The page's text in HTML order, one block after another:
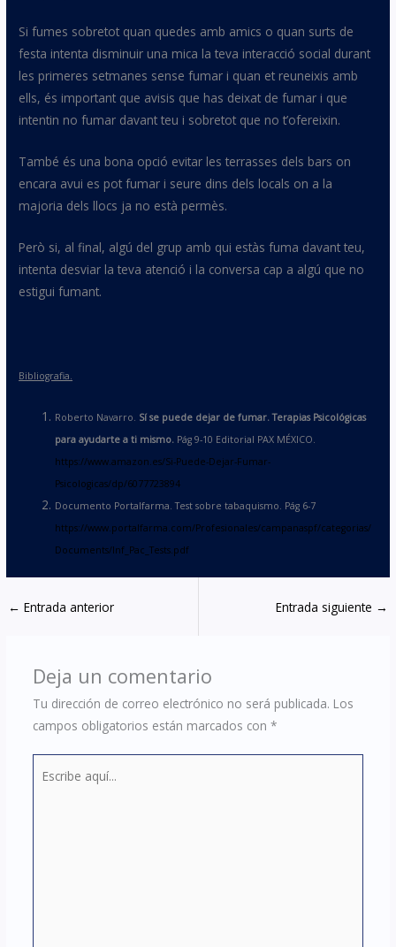
Si fumes sobretot quan quedes amb amics o quan surts de
festa intenta disminuir una mica la teva interacció social durant
les primeres setmanes sense fumar i quan et reuneixis amb
ells, és important que avisis que has deixat de fumar i que
intentin no fumar davant teu i sobretot que no t’ofereixin.
També és una bona opció evitar les terrasses dels bars on
encara avui es pot fumar i seure dins dels locals on a la
majoria dels llocs ja no està permès.
Però si, al final, algú del grup amb qui estàs fuma davant teu,
intenta desviar la teva atenció i la conversa cap a algú que no
estigui fumant.
Bibliografia.
Roberto Navarro. Síse puede dejar de fumar. Terapias Psicológicas
para ayudarte a ti mismo. Pág 9-10 Editorial PAX MÉXICO.
https://www.amazon.es/Si-Puede-Dejar-Fumar-
Psicologicas/dp/6077723894
Documento Portalfarma. Test sobre tabaquismo. Pág 6-7
https://www.portalfarma.com/Profesionales/campanaspf/categorias/
Documents/Inf_Pac_Tests.pdf
← Entrada anterior Entrada siguiente →
Deja un comentario
Tu dirección de correo electrónico no será publicada. Los
campos obligatorios están marcados con *